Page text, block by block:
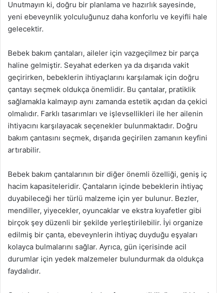
Unutmayın ki, doğru bir planlama ve hazırlık sayesinde,
yeni ebeveynlik yolculuğunuz daha konforlu ve keyifli hale
gelecektir.
Bebek bakım çantaları, aileler için vazgeçilmez bir parça
haline gelmiştir. Seyahat ederken ya da dışarıda vakit
geçirirken, bebeklerin ihtiyaçlarını karşılamak için doğru
çantayı seçmek oldukça önemlidir. Bu çantalar, pratiklik
sağlamakla kalmayıp aynı zamanda estetik açıdan da çekici
olmalıdır. Farklı tasarımları ve işlevsellikleri ile her ailenin
ihtiyacını karşılayacak seçenekler bulunmaktadır. Doğru
bakım çantasını seçmek, dışarıda geçirilen zamanın keyfini
artırabilir.
Bebek bakım çantalarının bir diğer önemli özelliği, geniş iç
hacim kapasiteleridir. Çantaların içinde bebeklerin ihtiyaç
duyabileceği her türlü malzeme için yer bulunur. Bezler,
mendiller, yiyecekler, oyuncaklar ve ekstra kıyafetler gibi
birçok şey düzenli bir şekilde yerleştirilebilir. İyi organize
edilmiş bir çanta, ebeveynlerin ihtiyaç duyduğu eşyaları
kolayca bulmalarını sağlar. Ayrıca, gün içerisinde acil
durumlar için yedek malzemeler bulundurmak da oldukça
faydalıdır.